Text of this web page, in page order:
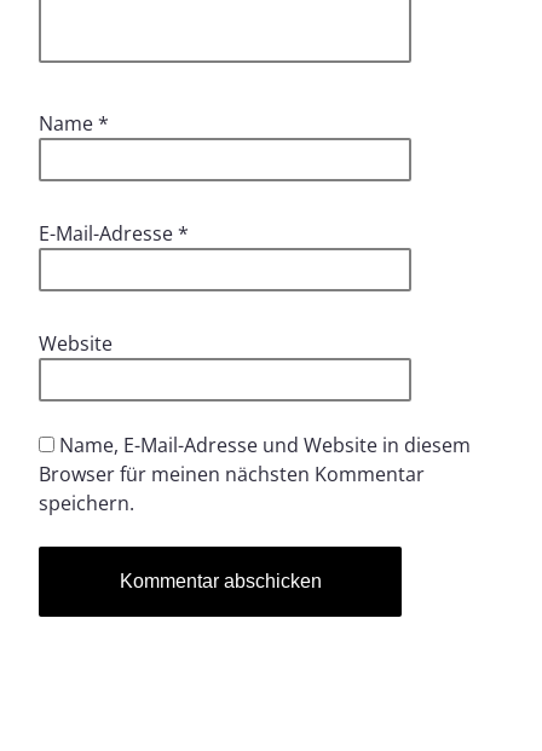
Name*
E-Mail-Adresse*
Website
Name, E-Mail-Adresse und Website in diesem
Browser für meinen nächsten Kommentar
speichern.